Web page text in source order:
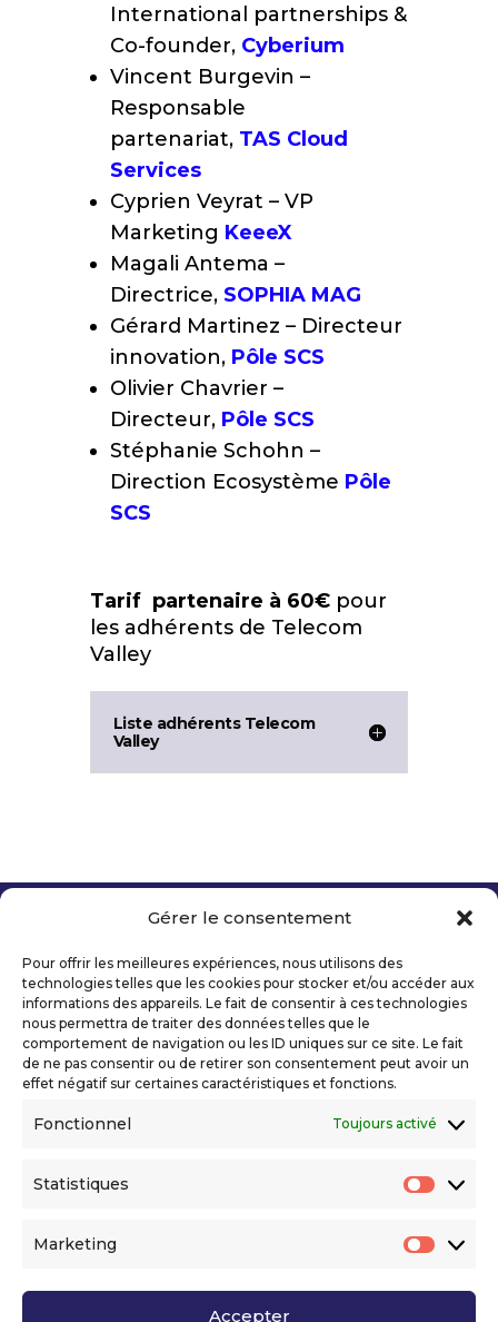
Gérer le consentement
Pour offrir les meilleures expériences, nous utilisons des
technologies telles que les cookies pour stocker et/ou accéder aux
informations des appareils. Le fait de consentir à ces technologies
nous permettra de traiter des données telles que le
comportement de navigation ou les ID uniques sur ce site. Le fait
de ne pas consentir ou de retirer son consentement peut avoir un
effet négatif sur certaines caractéristiques et fonctions.
Fonctionnel Toujours activé
Statistiques
Marketing
Accepter
International partnerships &
Co-founder, Cyberium
Vincent Burgevin –
Responsable
partenariat, TAS Cloud
Services
Cyprien Veyrat – VP
Marketing KeeeX
Magali Antema –
Directrice, SOPHIA MAG
Gérard Martinez – Directeur
innovation, Pôle SCS
Olivier Chavrier –
Directeur, Pôle SCS
Stéphanie Schohn –
Direction Ecosystème Pôle
SCS
Tarif partenaire à 60€pour
les adhérents de Telecom
Valley
Liste adhérents Telecom
Valley
Mentions légales
Politique de confidentialité
Déclaration d’accessibilité numérique
Ils nous soutiennent